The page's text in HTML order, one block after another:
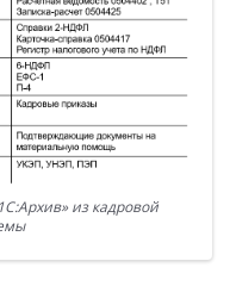
из кадровой